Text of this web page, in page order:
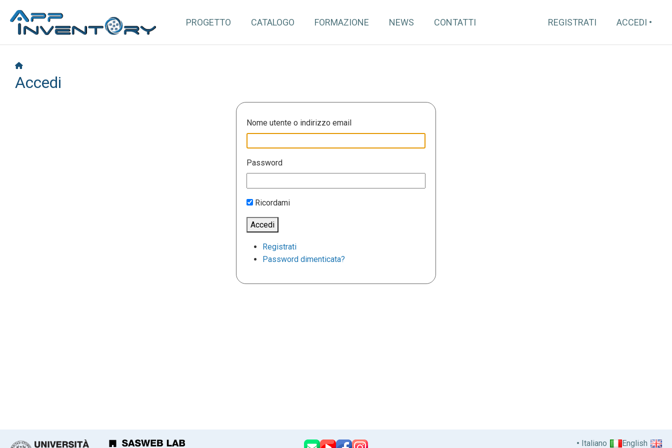
PROGETTO CATALOGO FORMAZIONE NEWS CONTATTI REGISTRATI ACCEDI
Accedi
Nome utente o indirizzo email
Password
Ricordami
Accedi
Registrati
Password dimenticata?
Italiano English